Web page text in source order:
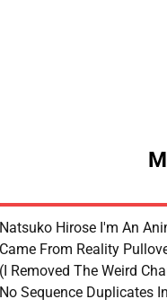
Natsuko Hirose I'm An
Came From Reality
(I Removed The Weird
No Sequence Duplicates